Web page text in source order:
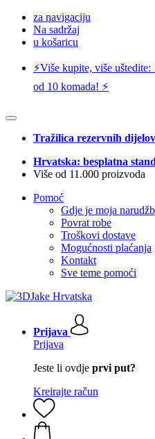
za navigaciju
Na sadržaj
u košaricu
⚡️Više kupite, više
od 10 komada! ⚡️
Tražilica rezervnih
Hrvatska: besplatna
Više od 11.000 proizvoda
Pomoć
Gdje je moja
Povrat robe
Troškovi dostave
Mogućnosti plaćanja
Kontakt
Sve teme pomoći
Prijava
Prijava
Jeste li ovdje prvi put?
Kreirajte račun